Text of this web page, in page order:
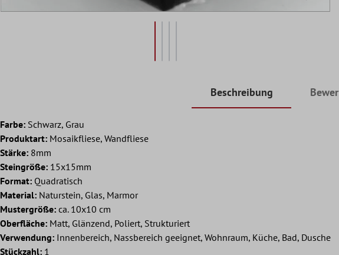
Beschreibung
Farbe: Schwarz, Grau
Produktart: Mosaikfliese, Wandfliese
Stärke: 8mm
Steingröße: 15x15mm
Format: Quadratisch
Material: Naturstein, Glas, Marmor
Mustergröße: ca. 10x10 cm
Oberfläche: Matt, Glänzend, Poliert, Strukturiert
Verwendung: Innenbereich, Nassbereich geeignet, Wohnraum, Küche, Bad, Dusche
Stückzahl: 1